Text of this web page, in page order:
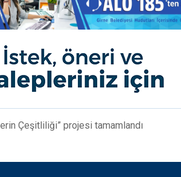
Çeşitliliği” projesi tamamlandı